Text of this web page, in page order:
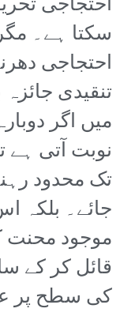
سکتا ہے۔
احتجاجی
تنقیدی
میں اگر
نوبت آتی ہے
تک محدود
جائے۔ بلکہ
موجود محنت
قائل کر کے
کی سطح پر